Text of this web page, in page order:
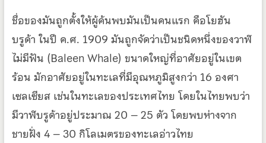
ชื่อของมันถูกตั้งให้ผู้ค้นพบมันเป็นคนแรก คือโยฮัน
บรูด้า ในปี ค.ศ. 1909 มันถูกจัดว่าเป็นชนิดหนึ่งของวาฬ
ไม่มีฟัน (Baleen Whale) ขนาดใหญ่ที่อาศัยอยู่ในเขต
ร้อน มักอาศัยอยู่ในทะเลที่มีอุณหภูมิสูงกว่า 16 องศา
เซลเซียส เช่นในทะเลของประเทศไทย โดยในไทยพบว่า
มีวาฬบรูด้าอยู่ประมาณ 20 – 25 ตัว โดยพบห่างจาก
ชายฝั่ง 4 – 30 กิโลเมตรของทะเลอ่าวไทย